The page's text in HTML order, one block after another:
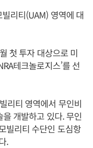
리티(UAM) 영역에 대
첫 투자 대상으로 미
테크놀로지스’를 선
리티 영역에서 무인비
개발하고 있다. 무인
빌리티 수단인 도심항
.